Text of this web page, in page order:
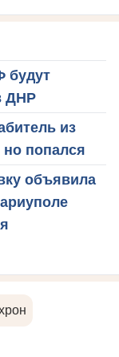
будут
ДНР
из
но попался
объявила